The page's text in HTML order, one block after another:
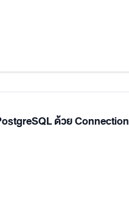
ด้วย Connection